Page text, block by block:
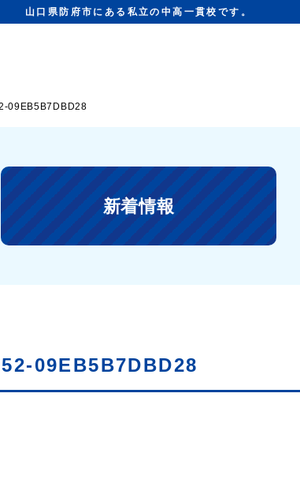
山口県防府市にある私立の中高一貫校です。
09EB5B7DBD28
新着情報
09EB5B7DBD28